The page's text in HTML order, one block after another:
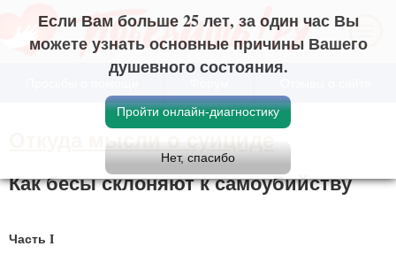
Если Вам больше 25 лет, за один час Вы
можете узнать основные причины Вашего
душевного состояния.
Откуда мысли о суициде
Как бесы склоняют к самоубийству
Часть I